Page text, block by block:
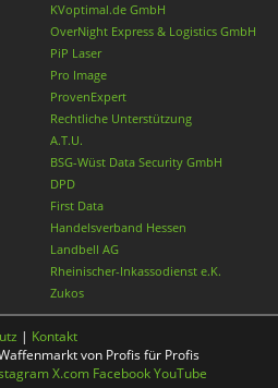
KVoptimal.de GmbH
OverNight Express & Logistics GmbH
PiP Laser
Pro Image
ProvenExpert
Rechtliche Unterstützung
A.T.U.
BSG-Wüst Data Security GmbH
DPD
First Data
Handelsverband Hessen
Landbell AG
Rheinischer-Inkassodienst e.K.
Zukos
| Kontakt
von Profis für Profis
X.com FacebookYouTube